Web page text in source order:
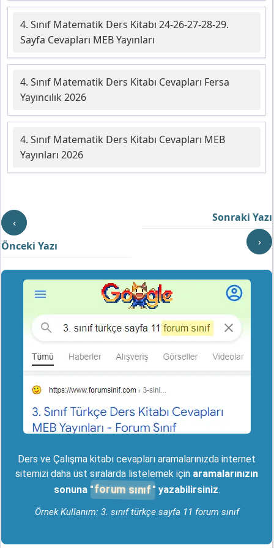
4. Sınıf Matematik Ders Kitabı 24-26-27-28-29.
Sayfa Cevapları MEB Yayınları
4. Sınıf Matematik Ders Kitabı Cevapları Fersa
Yayıncılık 2026
4. Sınıf Matematik Ders Kitabı Cevapları MEB
Yayınları 2026
‹
Önceki Yazı
Sonraki Yazı
›
Ders ve Çalışma kitabı cevapları aramalarınızda internet
sitemizi daha üst sıralarda listelemek için aramalarınızın
sonuna " forum sınıf " yazabilirsiniz.
Örnek Kullanım: 3. sınıf türkçe sayfa 11 forum sınıf